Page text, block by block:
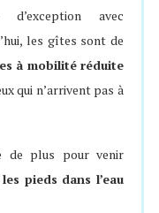
avec
les gîtes sont de
à mobilité réduite
qui n’arrivent pas à
de plus pour venir
pieds dans l’eau